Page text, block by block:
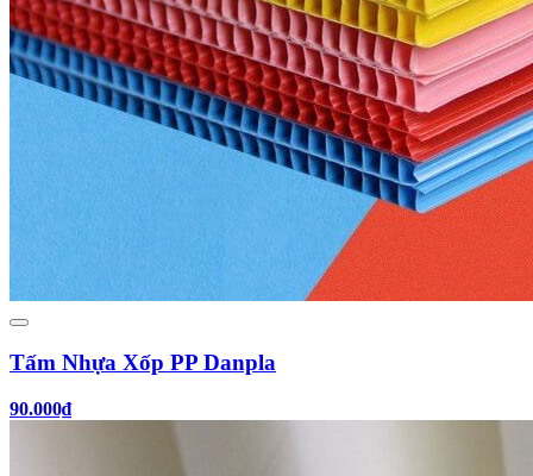
Tấm Nhựa Xốp PP Danpla
90.000₫